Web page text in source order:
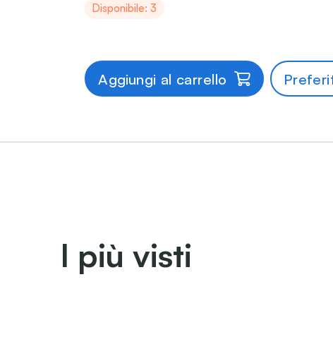
Disponibile: 3
Aggiungi al carrello
I più visti